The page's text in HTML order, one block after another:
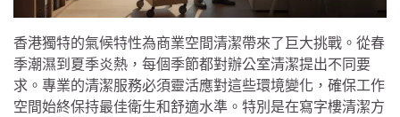
香港獨特的氣候特性為商業空間清潔帶來了巨大挑戰。從春
季潮濕到夏季炎熱，每個季節都對辦公室清潔提出不同要
求。專業的清潔服務必須靈活應對這些環境變化，確保工作
空間始終保持最佳衛生和舒適水準。特別是在寫字樓清潔方